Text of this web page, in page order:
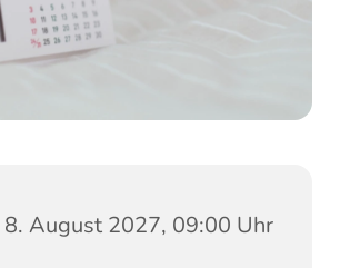
8. August 2027, 09:00 Uhr